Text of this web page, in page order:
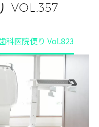
VOL.357
科医院便り Vol.823